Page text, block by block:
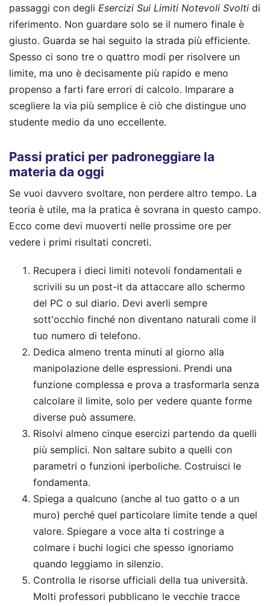
passaggi con degli Esercizi Sui Limiti Notevoli Svolti di
riferimento. Non guardare solo se il numero finale è
giusto. Guarda se hai seguito la strada più efficiente.
Spesso ci sono tre o quattro modi per risolvere un
limite, ma uno è decisamente più rapido e meno
propenso a farti fare errori di calcolo. Imparare a
scegliere la via più semplice è ciò che distingue uno
studente medio da uno eccellente.
Passi pratici per padroneggiare la
materia da oggi
Se vuoi davvero svoltare, non perdere altro tempo. La
teoria è utile, ma la pratica è sovrana in questo campo.
Ecco come devi muoverti nelle prossime ore per
vedere i primi risultati concreti.
Recupera i dieci limiti notevoli fondamentali e
scrivili su un post-it da attaccare allo schermo
del PC o sul diario. Devi averli sempre
sott'occhio finché non diventano naturali come il
tuo numero di telefono.
Dedica almeno trenta minuti al giorno alla
manipolazione delle espressioni. Prendi una
funzione complessa e prova a trasformarla senza
calcolare il limite, solo per vedere quante forme
diverse può assumere.
Risolvi almeno cinque esercizi partendo da quelli
più semplici. Non saltare subito a quelli con
parametri o funzioni iperboliche. Costruisci le
fondamenta.
Spiega a qualcuno (anche al tuo gatto o a un
muro) perché quel particolare limite tende a quel
valore. Spiegare a voce alta ti costringe a
colmare i buchi logici che spesso ignoriamo
quando leggiamo in silenzio.
Controlla le risorse ufficiali della tua università.
Molti professori pubblicano le vecchie tracce